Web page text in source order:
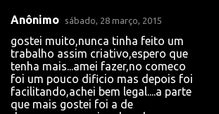
Anônimo sábado, 28 março, 2015
gostei muito,nunca tinha feito um
trabalho assim criativo,espero que
tenha mais...amei fazer,no comeco
foi um pouco dificio mas depois foi
facilitando,achei bem legal....a parte
que mais gostei foi a de